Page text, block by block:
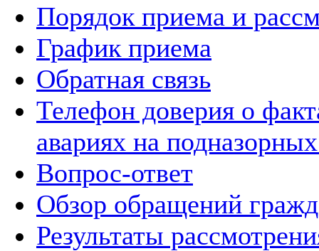
Порядок приема и
График приема
Обратная связь
Телефон доверия о
авариях на
Вопрос-ответ
Обзор обращений
Результаты